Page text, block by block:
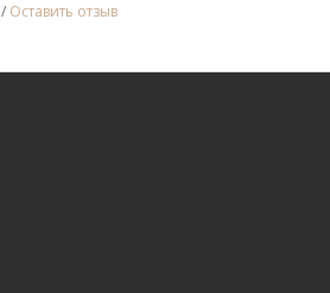
/ Оставить отзыв